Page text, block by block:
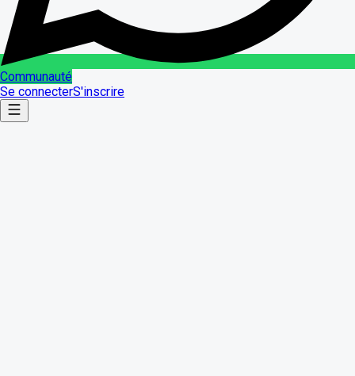
Communauté
Se connecterS'inscrire